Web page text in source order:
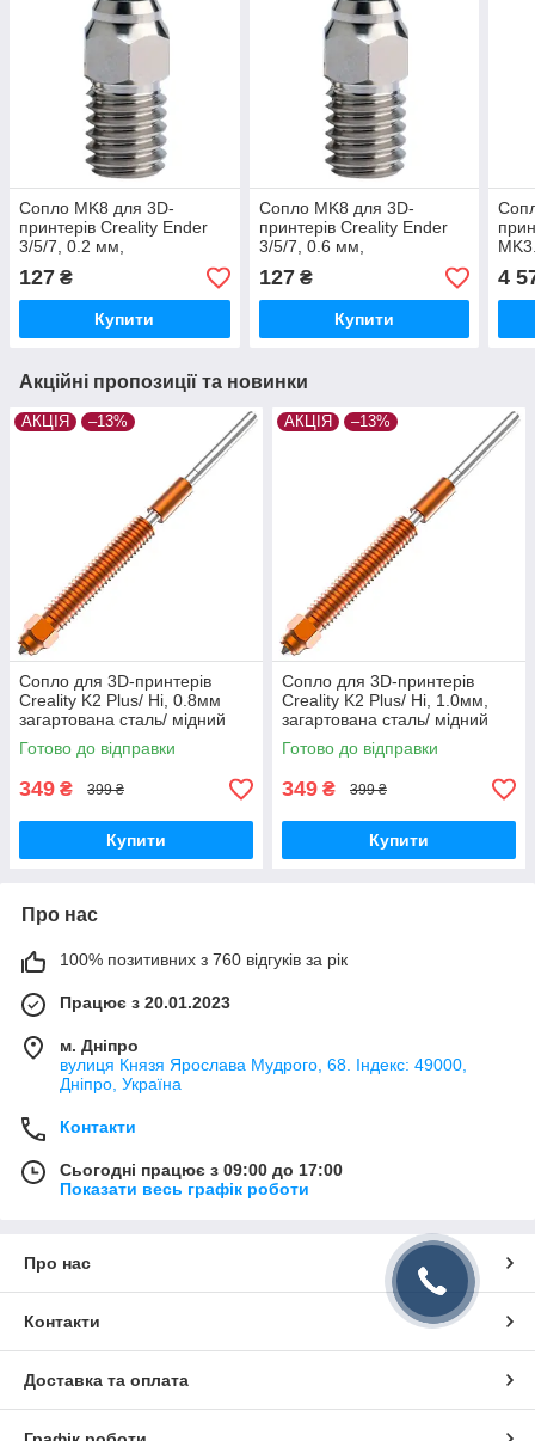
Сопло MK8 для 3D-
принтерів Creality Ender
3/5/7, 0.2 мм,
хромоцирконієва мідь
127 ₴
Купити
Сопло MK8 для 3D-
принтерів Creality Ender
3/5/7, 0.6 мм,
хромоцирконієва мідь
127₴
Купити
4
Акційні пропозиції та новинки
АКЦІЯ –13%
Сопло для 3D-принтерів
Creality K2 Plus/ Hi, 0.8мм
загартована сталь/ мідний
сплав/ титановий сплав
Готово до відправки
349 ₴ 399 ₴
Купити
АКЦІЯ –13%
Сопло для 3D-принтерів
Creality K2 Plus/ Hi, 1.0мм,
загартована сталь/ мідний
сплав/ титановий сплав
Готово до відправки
349 ₴ 399 ₴
Купити
Про нас
100% позитивних з 760 відгуків за рік
Працює з 20.01.2023
м. Дніпро
вулиця Князя Ярослава Мудрого, 68. Індекс: 49000,
Дніпро, Україна
Контакти
Сьогодні працює з 09:00 до 17:00
Показати весь графік роботи
Про нас
Контакти
Доставка та оплата